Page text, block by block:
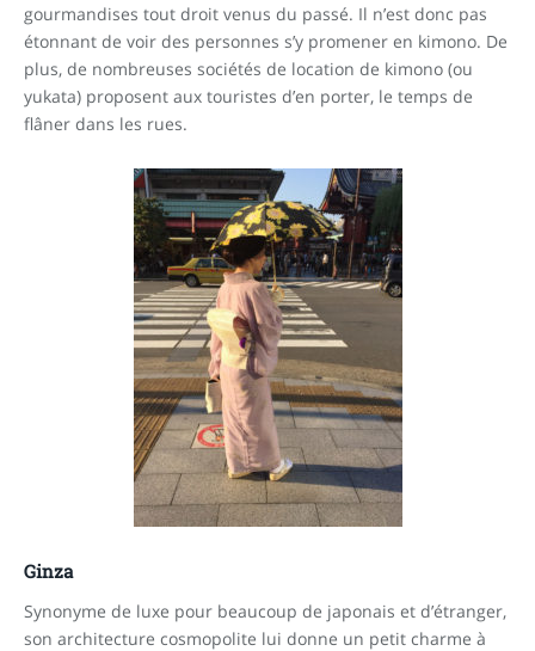
gourmandises tout droit venus du passé. Il n’est donc pas
étonnant de voir des personnes s’y promener en kimono. De
plus, de nombreuses sociétés de location de kimono (ou
yukata) proposent aux touristes d’en porter, le temps de
flâner dans les rues.
Ginza
Synonyme de luxe pour beaucoup de japonais et d’étranger,
son architecture cosmopolite lui donne un petit charme à